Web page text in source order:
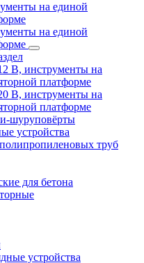
на единой
на единой
В, инструменты на
платформе
В, инструменты на
платформе
шуруповёрты
устройства
труб
для бетона
устройства